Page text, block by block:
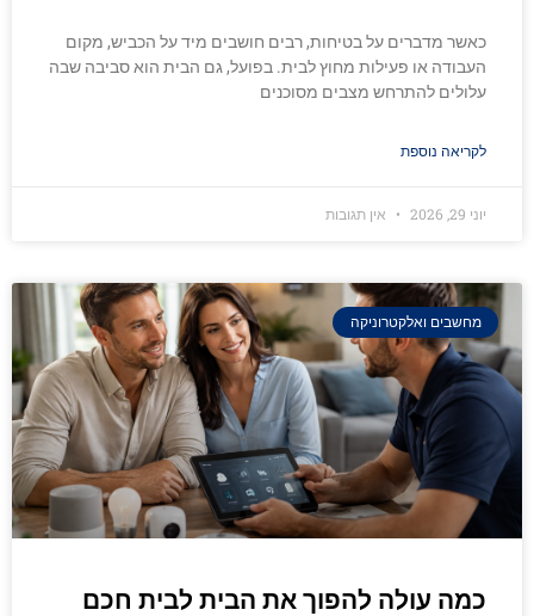
כאשר מדברים על בטיחות, רבים חושבים מיד על הכביש, מקום
העבודה או פעילות מחוץ לבית. בפועל, גם הבית הוא סביבה שבה
עלולים להתרחש מצבים מסוכנים
לקריאה נוספת
יוני 29, 2026 אין תגובות
מחשבים ואלקטרוניקה
כמה עולה להפוך את הבית לבית חכם